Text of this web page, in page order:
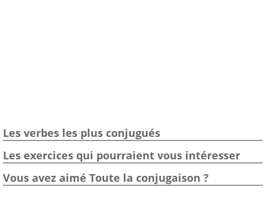
Les verbes les plus conjugués
Les exercices qui pourraient vous intéresser
Vous avez aimé Toute la conjugaison ?